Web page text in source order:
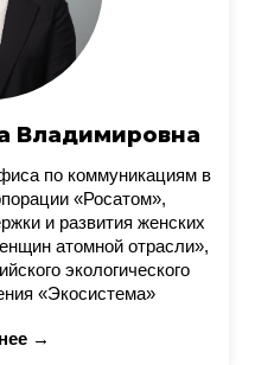
Владимировна
по коммуникациям в
«Росатом»,
и развития женских
атомной отрасли»,
экологического
«Экосистема»
→